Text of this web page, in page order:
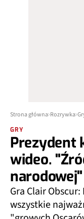
Strona główna Rozrywka
GRY
Prezydent
wideo.
narodowej"
Gra Clair
wszystkie